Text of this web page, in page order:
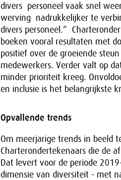
divers personeel vaak snel
werving nadrukkelijker te
divers personeel.”
boeken vooral resultaten met
positief over de groeiende
medewerkers. Verder valt op
minder prioriteit kreeg.
en inclusie is het belangrijkste
Opvallende trends
Om meerjarige trends in beeld
Charterondertekenaars die de
Dat levert voor de periode
dimensie van diversiteit - met